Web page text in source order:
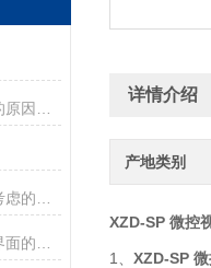
详情介绍
产地类别
XZD-SP 微控
1、 XZD-SP